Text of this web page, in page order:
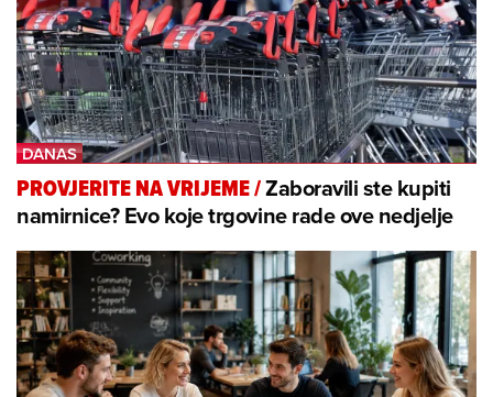
PROVJERITE NA VRIJEME/Zaboravili ste kupiti
namirnice? Evo koje trgovine rade ove nedjelje